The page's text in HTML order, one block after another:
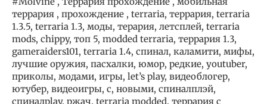
террария , прохождение , terraria, террария, terraria
1.3.5, terraria 1.3, моды, терария, летсплей, terraria
mods, chippy, топ 5, modded terraria, террария 1.3,
gameraiders101, terraria 1.4, спинал, каламити, мифы,
лучшие оружия, пасхалки, юмор, редкие, youtuber,
приколы, модами, игры, let’s play, видеоблогер,
ютубер, видеоигры, с, новыми, спиналплэй,
спиналplay, ржач, terraria modded, террария с